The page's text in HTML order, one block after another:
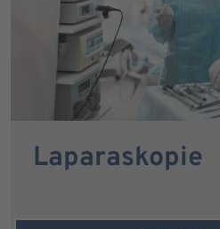
Laparaskopie